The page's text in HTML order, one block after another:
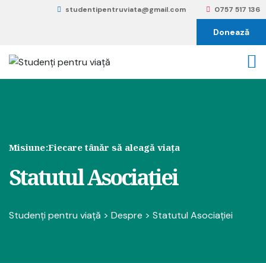
studentipentruviata@gmail.com 0757 517 136
Donează
Misiune:Fiecare tânăr să aleagă viața
Statutul Asociației
Studenți pentru viață > Despre > Statutul Asociației